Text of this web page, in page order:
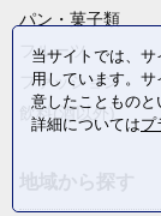
パン・菓子類
フルーツ
ファッション
飲料(酒以外)
当サイトでは、
用しています。
意したことものと
詳細についてはプ